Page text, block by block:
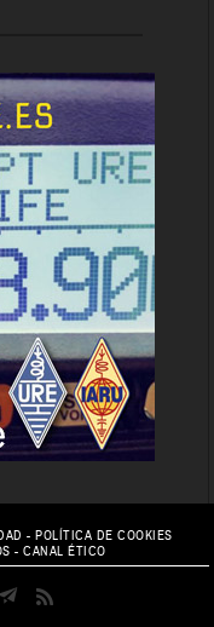
-POLÍTICA DE COOKIES
-CANAL ÉTICO